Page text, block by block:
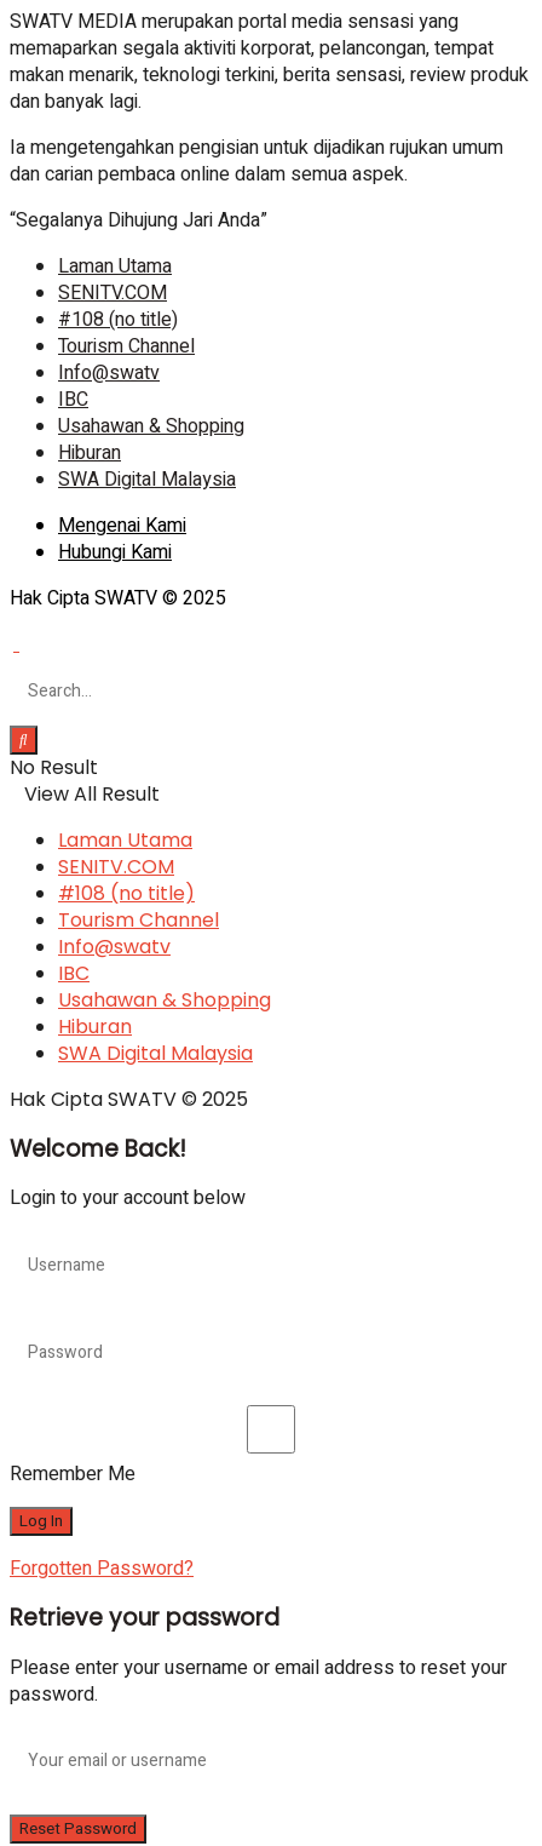
SWATV MEDIA merupakan portal media sensasi yang
memaparkan segala aktiviti korporat, pelancongan, tempat
makan menarik, teknologi terkini, berita sensasi, review produk
dan banyak lagi.
Ia mengetengahkan pengisian untuk dijadikan rujukan umum
dan carian pembaca online dalam semua aspek.
“Segalanya Dihujung Jari Anda”
Laman Utama
SENITV.COM
#108 (no title)
Tourism Channel
Info@swatv
IBC
Usahawan & Shopping
Hiburan
SWA Digital Malaysia
Mengenai Kami
Hubungi Kami
Hak Cipta SWATV © 2025
No Result
View All Result
Laman Utama
SENITV.COM
#108 (no title)
Tourism Channel
Info@swatv
IBC
Usahawan & Shopping
Hiburan
SWA Digital Malaysia
Hak Cipta SWATV © 2025
Welcome Back!
Login to your account below
Remember Me
Forgotten Password?
Retrieve your password
Please enter your username or email address to reset your
password.